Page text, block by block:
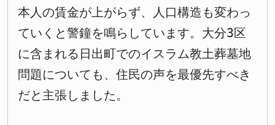
本人の賃金が上がらず、人口構造も変わっ
ていくと警鐘を鳴らしています。大分3区
に含まれる日出町でのイスラム教土葬墓地
問題についても、住民の声を最優先すべき
だと主張しました。